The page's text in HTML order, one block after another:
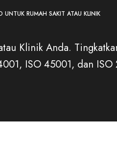
UNTUK RUMAH SAKIT ATAU KLINIK
Klinik Anda.
ISO 45001, dan ISO